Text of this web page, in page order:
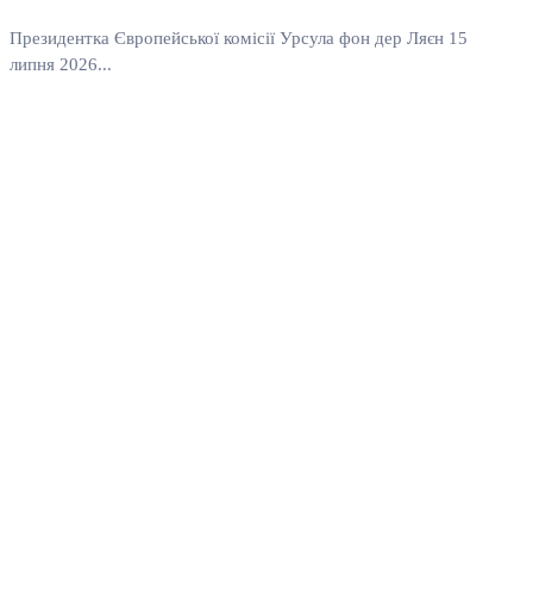
Президентка Європейської комісії Урсула фон дер Ляєн 15
липня 2026...